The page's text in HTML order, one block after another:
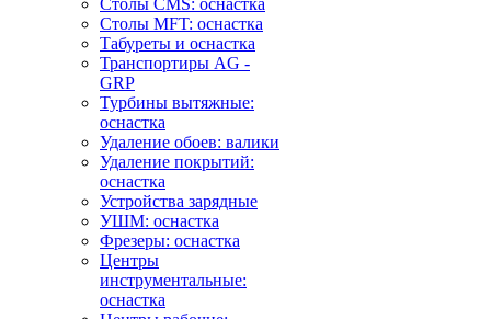
Столы CMS: оснастка
Столы MFT: оснастка
Табуреты и оснастка
Транспортиры AG -
GRP
Турбины вытяжные:
оснастка
Удаление обоев: валики
Удаление покрытий:
оснастка
Устройства зарядные
УШМ: оснастка
Фрезеры: оснастка
Центры
инструментальные:
оснастка